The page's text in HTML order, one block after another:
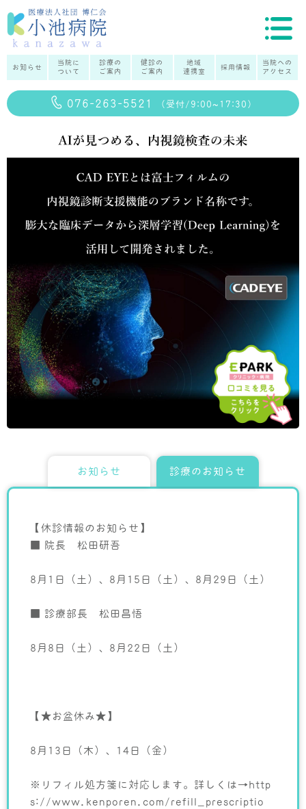
法
人
博
お知らせ
当院に
ついて
診療の
ご案内
健診の
ご案内
地域
連携室
採用情報
当院への
アクセス
076-263-5521 （受付/9:00~17:30）
お知らせ 診療のお知らせ
【休診情報のお知らせ】
■ 院長 松田研吾
8月1日（土）、8月15日（土）、8月29日（土）
■ 診療部長 松田昌悟
8月8日（土）、8月22日（土）
【★お盆休み★】
8月13日（木）、14日（金）
※リフィル処方箋に対応します。詳しくは→http
s://www.kenporen.com/refill_prescriptio